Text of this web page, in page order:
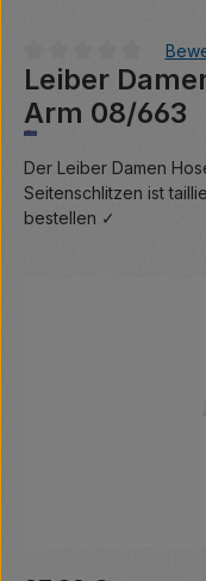
Durchschnittliche
Leiber
Arm 08/663
Der Leiber Damen
Seitenschlitzen ist
bestellen ✓